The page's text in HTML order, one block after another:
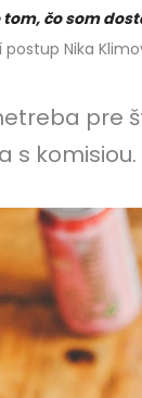
čo som
Nika
pre
s komisiou.